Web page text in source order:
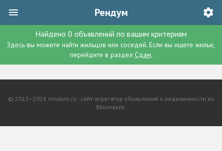
Рендум
Найдено 0 объявлений по вашим критериям
Здесь вы можете найти жильцов или соседей. Если вы ищете жилье,
перейдите в раздел Сдам.
© 2013–2026 rendum.ru - сайт-агрегатор объявлений о недвижимости из
ВКонтакте.